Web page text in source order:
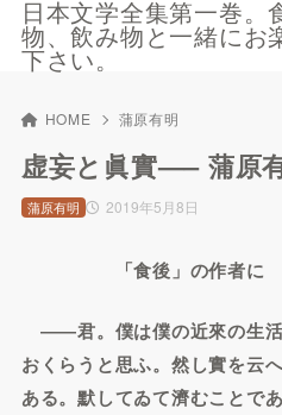
日本文学全集第一巻。
物、飲み物と一緒にお
下さい。
HOME 蒲原有明
虚妄と眞實—– 蒲原
2019年5月8日
蒲原有明
「食後」の作者に
――君。僕は僕の近來の生活
おくらうと思ふ。然し實を云
ある。默してゐて濟むことで